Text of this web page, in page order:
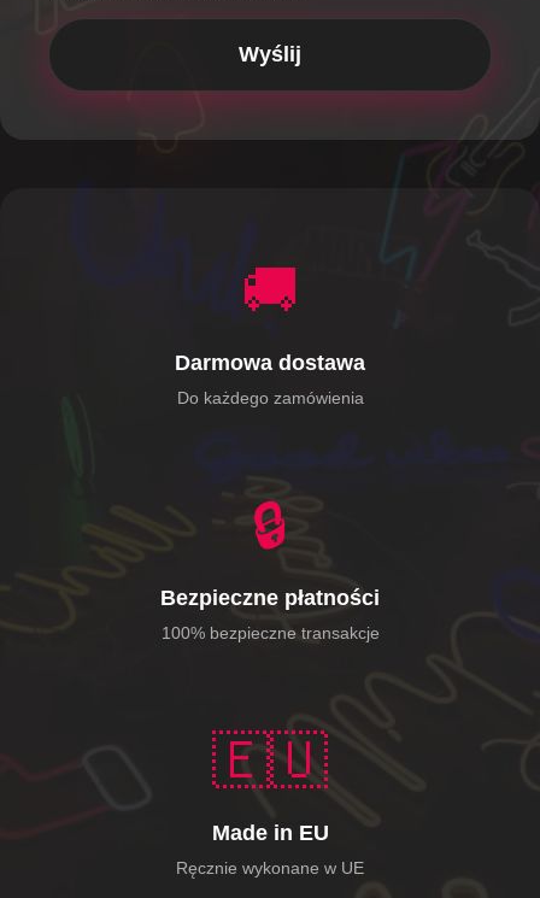
🚚
Darmowa dostawa
Do każdego zamówienia
🔒
Bezpieczne płatności
100% bezpieczne transakcje
🇪🇺
Made in EU
Ręcznie wykonane w UE